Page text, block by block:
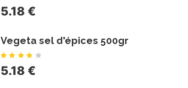
5.18 €
Vegeta sel d'épices 500gr
5.18 €